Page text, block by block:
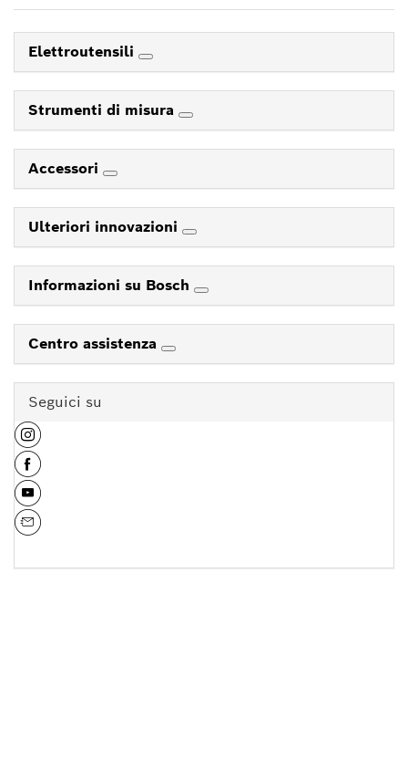
Elettroutensili
Strumenti di misura
Accessori
Ulteriori innovazioni
Informazioni su Bosch
Centro assistenza
Seguici su